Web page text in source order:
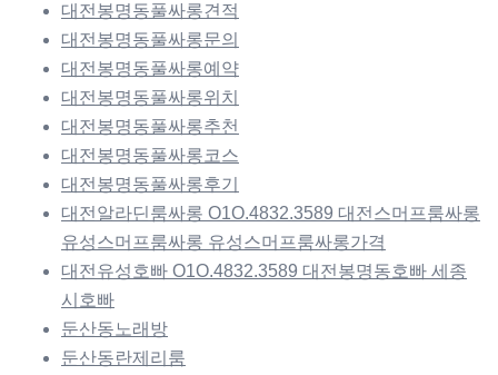
대전봉명동풀싸롱견적
대전봉명동풀싸롱문의
대전봉명동풀싸롱예약
대전봉명동풀싸롱위치
대전봉명동풀싸롱추천
대전봉명동풀싸롱코스
대전봉명동풀싸롱후기
대전알라딘룸싸롱 O1O.4832.3589 대전스머프룸싸롱
유성스머프룸싸롱 유성스머프룸싸롱가격
대전유성호빠 O1O.4832.3589 대전봉명동호빠 세종
시호빠
둔산동노래방
둔산동란제리룸